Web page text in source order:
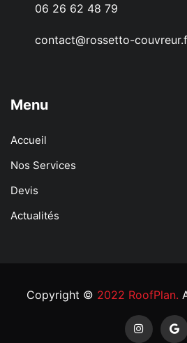
06 26 62 48 79
contact@rossetto-
Menu
Accueil
Nos Services
Devis
Actualités
Copyright © 2022 RoofPlan.